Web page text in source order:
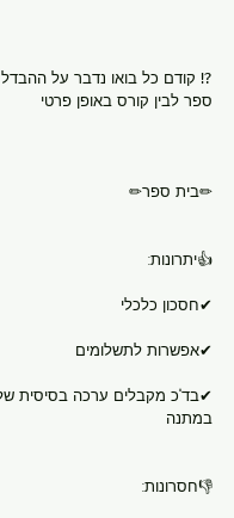
⁉ קודם כל בואו נדבר על ההבדל
ספר לבין קורס באופן פרטי
✏בית ספר✏
👍יתרונות:
✔חסכון כלכלי
✔אפשרות לתשלומים
✔בד"כ מקבלים ערכה בסיסית
במתנה
👎חסרונות: